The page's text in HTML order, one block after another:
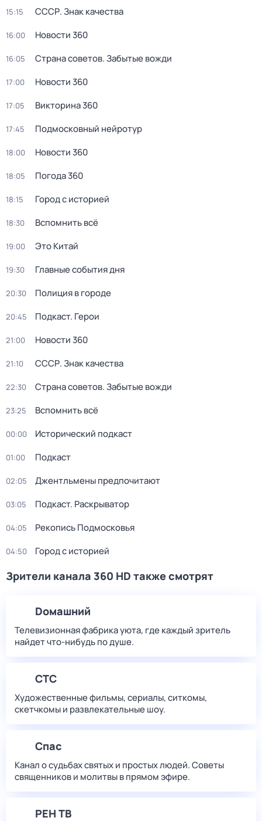
15:15 СССР. Знак качества
16:00 Новости 360
16:05 Страна советов. Забытые вожди
17:00 Новости 360
17:05 Викторина 360
17:45 Подмосковный нейротур
18:00 Новости 360
18:05 Погода 360
18:15 Город с историей
18:30 Вспомнить всё
19:00 Это Китай
19:30 Главные события дня
20:30 Полиция в городе
20:45 Подкаст. Герои
21:00 Новости 360
21:10 СССР. Знак качества
22:30 Страна советов. Забытые вожди
23:25 Вспомнить всё
00:00 Исторический подкаст
01:00 Подкаст
02:05 Джентльмены предпочитают
03:05 Подкаст. Раскрыватор
04:05 Рекопись Подмосковья
04:50 Город с историей
Зрители канала 360 HD также смотрят
Dомашний
Телевизионная фабрика уюта, где каждый зритель
найдет что‑нибудь по душе.
СТС
Художественные фильмы, сериалы, ситкомы,
скетчкомы и развлекательные шоу.
Спас
Канал о судьбах святых и простых людей. Советы
священников и молитвы в прямом эфире.
РЕН ТВ